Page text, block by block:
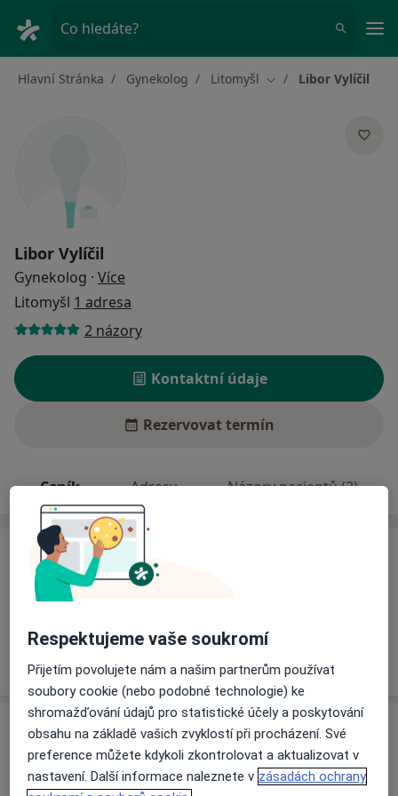
Co hledáte?
Hlavní Stránka Gynekolog Litomyšl Změna města
Libor Vylíčil
Libor Vylíčil
Gynekolog · Více
Litomyšl 1 adresa
2 názory
Kontaktní údaje
Rezervovat termín
Ceník Adresy Názory pacientů (2)
Ceník
Informace o službách a cenách nejsou k dispozici
svých službách.
Adresa
Ordinace
Litomyšl
Respektujeme vaše soukromí
Přijetím povolujete nám a našim partnerům používat
soubory cookie (nebo podobné technologie) ke
shromažďování údajů pro statistické účely a poskytování
obsahu na základě vašich zvyklostí při procházení. Své
preference můžete kdykoli zkontrolovat a aktualizovat v
nastavení. Další informace naleznete v zásadách ochrany